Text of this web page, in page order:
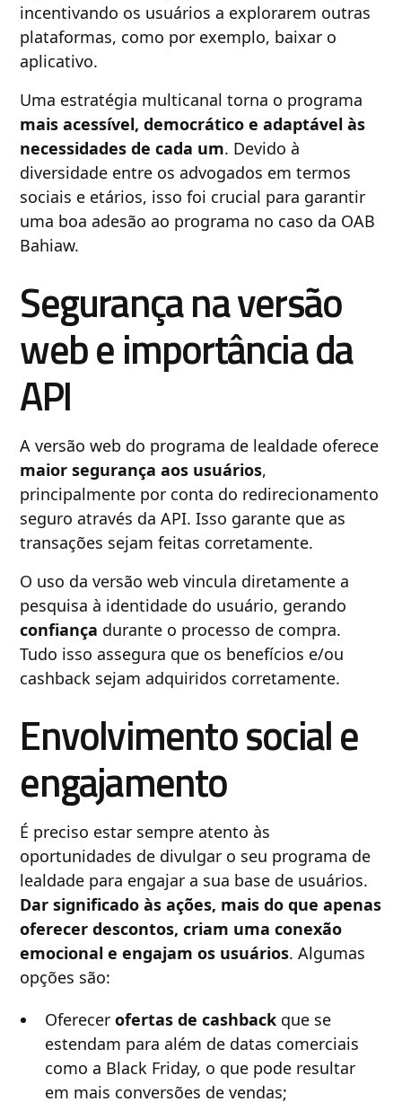
incentivando os usuários a explorarem outras
plataformas, como por exemplo, baixar o
aplicativo.
Uma estratégia multicanal torna o programa
mais acessível, democrático e adaptável às
necessidades de cada um. Devido à
diversidade entre os advogados em termos
sociais e etários, isso foi crucial para garantir
uma boa adesão ao programa no caso da OAB
Bahiaw.
Segurança na versão
web e importância da
API
A versão web do programa de lealdade oferece
maior segurança aos usuários,
principalmente por conta do redirecionamento
seguro através da API. Isso garante que as
transações sejam feitas corretamente.
O uso da versão web vincula diretamente a
pesquisa à identidade do usuário, gerando
confiança durante o processo de compra.
Tudo isso assegura que os benefícios e/ou
cashback sejam adquiridos corretamente.
Envolvimento social e
engajamento
É preciso estar sempre atento às
oportunidades de divulgar o seu programa de
lealdade para engajar a sua base de usuários.
Dar significado às ações, mais do que apenas
oferecer descontos, criam uma conexão
emocional e engajam os usuários. Algumas
opções são:
Oferecerofertas de cashback que se
estendam para além de datas comerciais
como a Black Friday, o que pode resultar
em mais conversões de vendas;